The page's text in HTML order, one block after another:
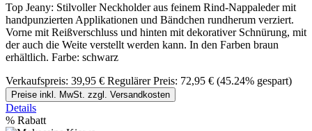
Top Jeany: Stilvoller Neckholder aus feinem Rind-Nappaleder mit
handpunzierten Applikationen und Bändchen rundherum verziert.
Vorne mit Reißverschluss und hinten mit dekorativer Schnürung, mit
der auch die Weite verstellt werden kann. In den Farben braun
erhältlich. Farbe: schwarz
Verkaufspreis: 39,95 € Regulärer Preis: 72,95 € (45.24% gespart)
Preise inkl. MwSt. zzgl. Versandkosten
Details
% Rabatt